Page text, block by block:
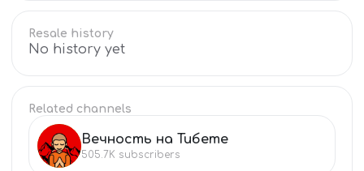
Resale history
No history yet
Related channels
ВЕ Вечность на Тибете
505.7K subscribers